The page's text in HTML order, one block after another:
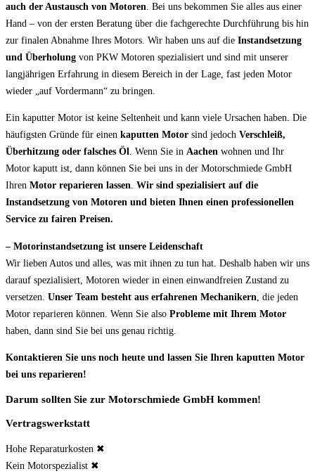
auch der Austausch von Motoren . Bei uns bekommen Sie alles aus einer
Hand – von der ersten Beratung über die fachgerechte Durchführung bis hin
zur finalen Abnahme Ihres Motors. Wir haben uns auf die Instandsetzung
und Überholung von PKW Motoren spezialisiert und sind mit unserer
langjährigen Erfahrung in diesem Bereich in der Lage, fast jeden Motor
wieder „auf Vordermann“ zu bringen.
Ein kaputter Motor ist keine Seltenheit und kann viele Ursachen haben. Die
häufigsten Gründe für einen kaputten Motor sind jedoch Verschleiß,
Überhitzung oder falsches Öl. Wenn Sie in Aachen wohnen und Ihr
Motor kaputt ist, dann können Sie bei uns in der Motorschmiede GmbH
Ihren Motor reparieren lassen. Wir sind spezialisiert auf die
Instandsetzung von Motoren und bieten Ihnen einen professionellen
Service zu fairen Preisen.
– Motorinstandsetzung ist unsere Leidenschaft
Wir lieben Autos und alles, was mit ihnen zu tun hat. Deshalb haben wir uns
darauf spezialisiert, Motoren wieder in einen einwandfreien Zustand zu
versetzen. Unser Team besteht aus erfahrenen Mechanikern , die jeden
Motor reparieren können. Wenn Sie also Probleme mit Ihrem Motor
haben, dann sind Sie bei uns genau richtig.
Kontaktieren Sie uns noch heute und lassen Sie Ihren kaputten Motor
bei uns reparieren!
Darum sollten Sie zur Motorschmiede GmbH kommen!
Vertragswerkstatt
Hohe Reparaturkosten ✖
Kein Motorspezialist ✖